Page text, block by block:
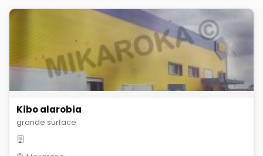
Kibo alarobia
grande surface